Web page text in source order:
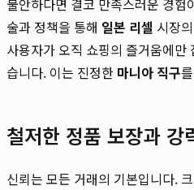
술과 정책을 통해 일본 리셀 시장
사용자가 오직 쇼핑의 즐거움에만
습니다. 이는 진정한 마니아 직구
철저한 정품 보장과 강
신뢰는 모든 거래의 기본입니다.